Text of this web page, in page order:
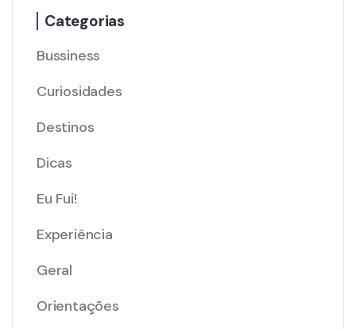
Categorias
Bussiness
Curiosidades
Destinos
Dicas
Eu Fui!
Experiência
Geral
Orientações